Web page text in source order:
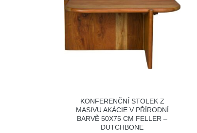
KONFERENČNÍ STOLEK Z
MASIVU AKÁCIE V PŘÍRODNÍ
BARVĚ 50X75 CM FELLER –
DUTCHBONE